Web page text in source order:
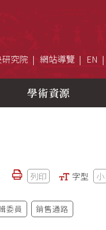
究院 網站導覽 EN
學術資源
列印 字型 小
委員 銷售通路